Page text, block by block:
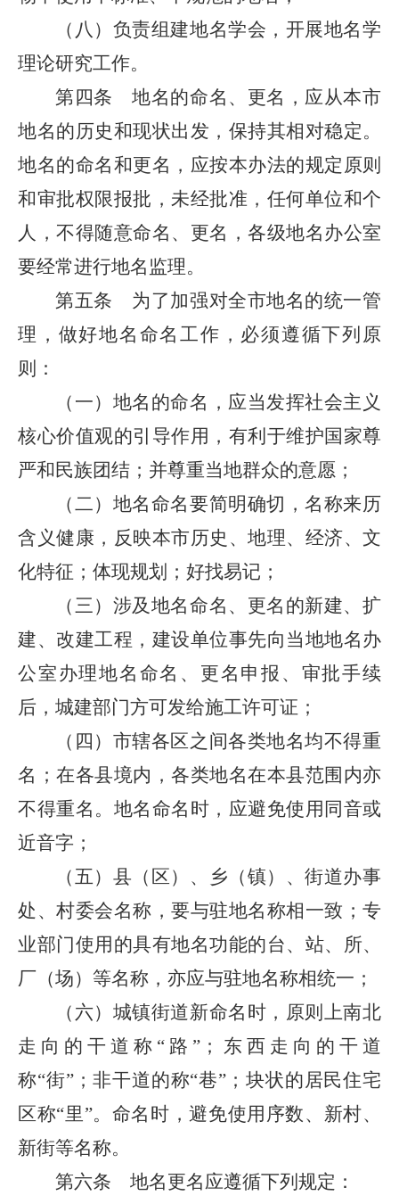
（八）负责组建地名学会，开展地名学
理论研究工作。
第四条 地名的命名、更名，应从本市
地名的历史和现状出发，保持其相对稳定。
地名的命名和更名，应按本办法的规定原则
和审批权限报批，未经批准，任何单位和个
人，不得随意命名、更名，各级地名办公室
要经常进行地名监理。
第五条 为了加强对全市地名的统一管
理，做好地名命名工作，必须遵循下列原
则：
（一）地名的命名，应当发挥社会主义
核心价值观的引导作用，有利于维护国家尊
严和民族团结；并尊重当地群众的意愿；
（二）地名命名要简明确切，名称来历
含义健康，反映本市历史、地理、经济、文
化特征；体现规划；好找易记；
（三）涉及地名命名、更名的新建、扩
建、改建工程，建设单位事先向当地地名办
公室办理地名命名、更名申报、审批手续
后，城建部门方可发给施工许可证；
（四）市辖各区之间各类地名均不得重
名；在各县境内，各类地名在本县范围内亦
不得重名。地名命名时，应避免使用同音或
近音字；
（五）县（区）、乡（镇）、街道办事
处、村委会名称，要与驻地名称相一致；专
业部门使用的具有地名功能的台、站、所、
厂（场）等名称，亦应与驻地名称相统一；
（六）城镇街道新命名时，原则上南北
走向的干道称“路”；东西走向的干道
称“街”；非干道的称“巷”；块状的居民住宅
区称“里”。命名时，避免使用序数、新村、
新街等名称。
第六条 地名更名应遵循下列规定：